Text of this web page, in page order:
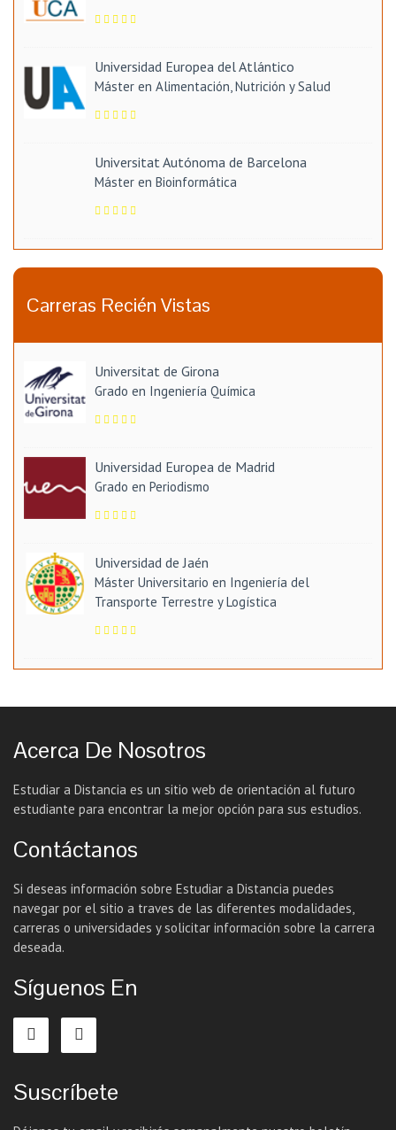
Universidad Europea del Atlántico
Máster en Alimentación, Nutrición y Salud
Universitat Autónoma de Barcelona
Máster en Bioinformática
Carreras Recién Vistas
Universitat de Girona
Grado en Ingeniería Química
Universidad Europea de Madrid
Grado en Periodismo
Universidad de Jaén
Máster Universitario en Ingeniería del
Transporte Terrestre y Logística
Acerca De Nosotros
Estudiar a Distancia es un sitio web de orientación al futuro
estudiante para encontrar la mejor opción para sus estudios.
Contáctanos
Si deseas información sobre Estudiar a Distancia puedes
navegar por el sitio a traves de las diferentes modalidades,
carreras o universidades y solicitar información sobre la carrera
deseada.
Síguenos En
Suscríbete